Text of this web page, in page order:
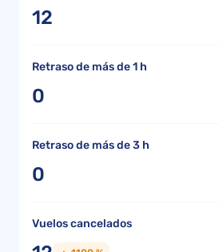
12
Retraso de más de 1 h
0
Retraso de más de 3 h
0
Vuelos cancelados